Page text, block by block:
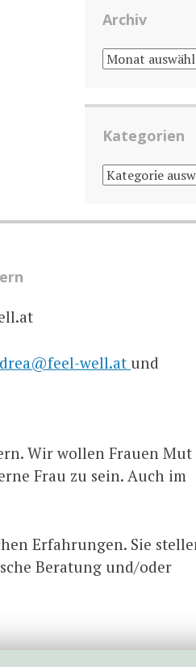
Archiv
ARCHIV
Kategorien
KATEGORIEN
well.at und
Wir wollen Frauen Mut
Frau zu sein. Auch im
Erfahrungen. Sie
Beratung und/oder